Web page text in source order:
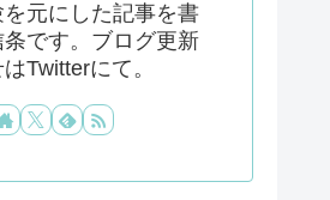
を元にした記事を書
条です。ブログ更新
Twitterにて。